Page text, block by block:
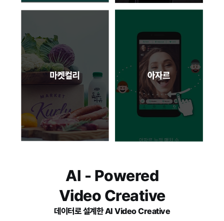
AI - Powered
Video Creative
데이터로 설계한 AI Video Creative